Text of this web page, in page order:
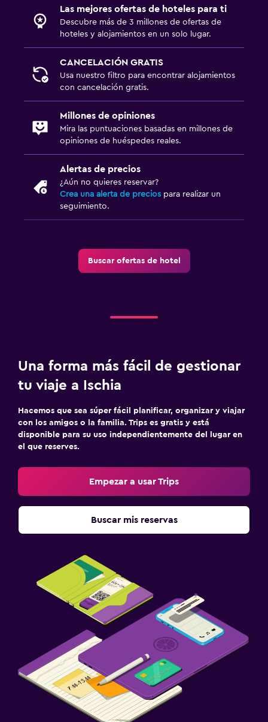
Las mejores ofertas de hoteles para ti
Descubre más de 3 millones de ofertas de
hoteles y alojamientos en un solo lugar.
CANCELACIÓN GRATIS
Usa nuestro filtro para encontrar alojamientos
con cancelación gratis.
Millones de opiniones
Mira las puntuaciones basadas en millones de
opiniones de huéspedes reales.
Alertas de precios
¿Aún no quieres reservar?
Crea una alerta de precios para realizar un
seguimiento.
Buscar ofertas de hotel
Una forma más fácil de gestionar
tu viaje a Ischia
Hacemos que sea súper fácil planificar, organizar y viajar
con los amigos o la familia. Trips es gratis y está
disponible para su uso independientemente del lugar en
el que reserves.
Empezar a usar Trips
Buscar mis reservas